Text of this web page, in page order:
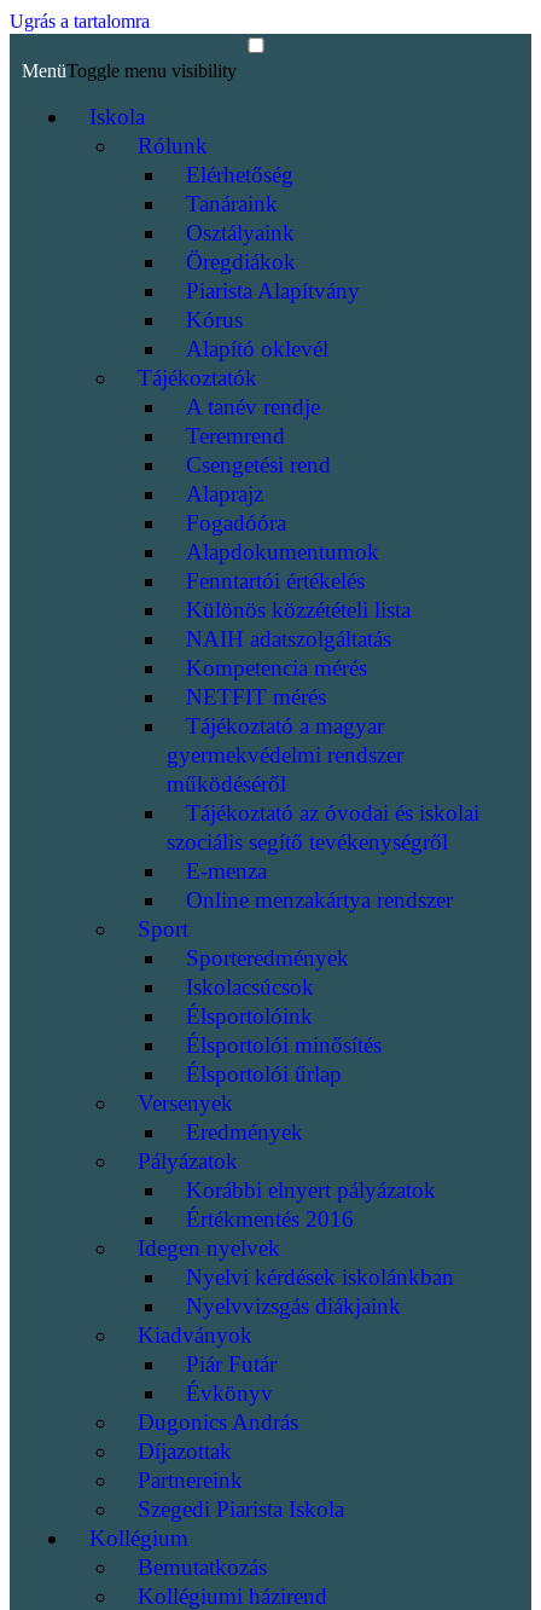
Ugrás a tartalomra
MenüToggle menu visibility
Iskola
Rólunk
Elérhetőség
Tanáraink
Osztályaink
Öregdiákok
Piarista Alapítvány
Kórus
Alapító oklevél
Tájékoztatók
A tanév rendje
Teremrend
Csengetési rend
Alaprajz
Fogadóóra
Alapdokumentumok
Fenntartói értékelés
Különös közzétételi lista
NAIH adatszolgáltatás
Kompetencia mérés
NETFIT mérés
Tájékoztató a magyar
gyermekvédelmi rendszer
működéséről
Tájékoztató az óvodai és iskolai
szociális segítő tevékenységről
E-menza
Online menzakártya rendszer
Sport
Sporteredmények
Iskolacsúcsok
Élsportolóink
Élsportolói minősítés
Élsportolói űrlap
Versenyek
Eredmények
Pályázatok
Korábbi elnyert pályázatok
Értékmentés 2016
Idegen nyelvek
Nyelvi kérdések iskolánkban
Nyelvvizsgás diákjaink
Kiadványok
Piár Futár
Évkönyv
Dugonics András
Díjazottak
Partnereink
Szegedi Piarista Iskola
Kollégium
Bemutatkozás
Kollégiumi házirend